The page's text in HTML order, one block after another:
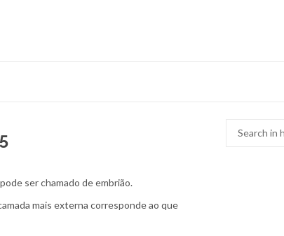
ser chamado de embrião.
mais externa corresponde ao que